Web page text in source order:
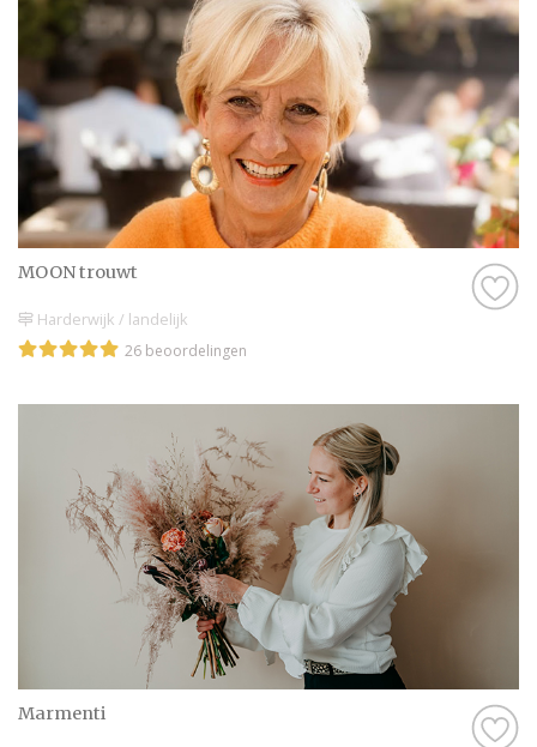
MOON trouwt
Harderwijk / landelijk
26 beoordelingen
Marmenti